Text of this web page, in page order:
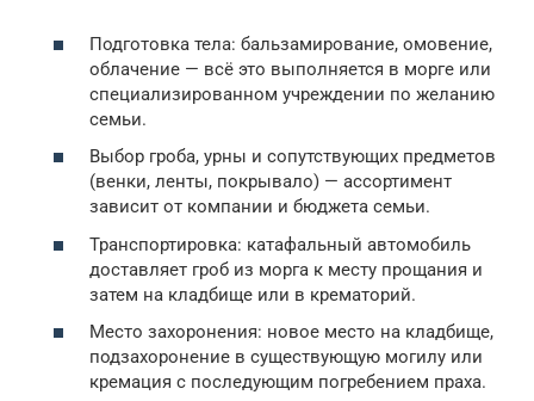
Подготовка тела: бальзамирование, омовение,
облачение — всё это выполняется в морге или
специализированном учреждении по желанию
семьи.
Выбор гроба, урны и сопутствующих предметов
(венки, ленты, покрывало) — ассортимент
зависит от компании и бюджета семьи.
Транспортировка: катафальный автомобиль
доставляет гроб из морга к месту прощания и
затем на кладбище или в крематорий.
Место захоронения: новое место на кладбище,
подзахоронение в существующую могилу или
кремация с последующим погребением праха.